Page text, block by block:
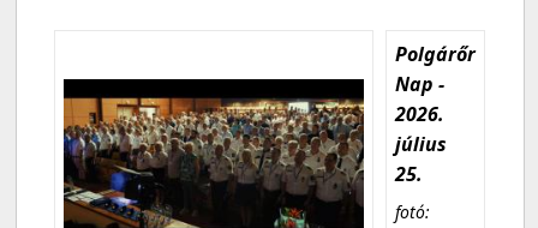
Polgárőr
Nap -
2026.
július
25.
fotó: